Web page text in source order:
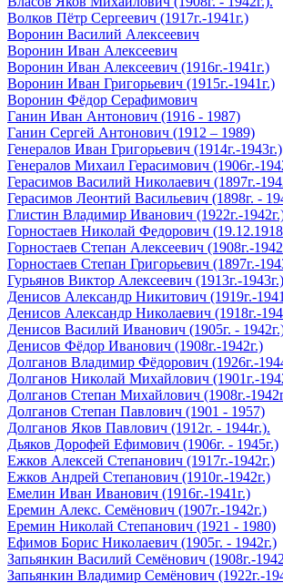
Волков Пётр Сергеевич (1917г.-1941г.)
Воронин Василий Алексеевич
Воронин Иван Алексеевич
Воронин Иван Алексеевич (1916г.-1941г.)
Воронин Иван Григорьевич (1915г.-1941г.)
Воронин Фёдор Серафимович
Ганин Иван Антонович (1916 - 1987)
Ганин Сергей Антонович (1912 – 1989)
Генералов Иван Григорьевич (1914г.-1943г.)
Генералов Михаил Герасимович (1906г.-
Герасимов Василий Николаевич (1897г.-
Герасимов Леонтий Васильевич (1898г. -
Глистин Владимир Иванович (1922г.-
Горностаев Николай Федорович
Горностаев Степан Алексеевич (1908г.-
Горностаев Степан Григорьевич (1897г.-
Гурьянов Виктор Алексеевич (1913г.-1943г.)
Денисов Александр Никитович (1919г.-
Денисов Александр Николаевич (1918г.-
Денисов Василий Иванович (1905г. -
Денисов Фёдор Иванович (1908г.-1942г.)
Долганов Владимир Фёдорович (1926г.-
Долганов Николай Михайлович (1901г.-
Долганов Степан Михайлович (1908г.-
Долганов Степан Павлович (1901 - 1957)
Долганов Яков Павлович (1912г. - 1944г.).
Дьяков Дорофей Ефимович (1906г. - 1945г.)
Ежков Алексей Степанович (1917г.-1942г.)
Ежков Андрей Степанович (1910г.-1942г.)
Емелин Иван Иванович (1916г.-1941г.)
Еремин Алекс. Семёнович (1907г.-1942г.)
Еремин Николай Степанович (1921 - 1980)
Ефимов Борис Николаевич (1905г. - 1942г.)
Запьянкин Василий Семёнович (1908г.-
Запьянкин Владимир Семёнович (1922г.-